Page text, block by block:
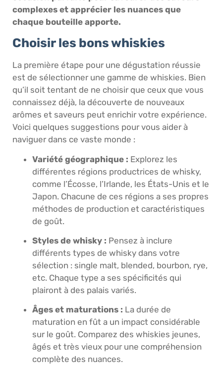
complexes et apprécier les nuances que
chaque bouteille apporte.
Choisir les bons whiskies
La première étape pour une dégustation réussie
est de sélectionner une gamme de whiskies. Bien
qu’il soit tentant de ne choisir que ceux que vous
connaissez déjà, la découverte de nouveaux
arômes et saveurs peut enrichir votre expérience.
Voici quelques suggestions pour vous aider à
naviguer dans ce vaste monde :
Variété géographique : Explorez les
différentes régions productrices de whisky,
comme l’Écosse, l’Irlande, les États-Unis et le
Japon. Chacune de ces régions a ses propres
méthodes de production et caractéristiques
de goût.
Styles de whisky : Pensez à inclure
différents types de whisky dans votre
sélection : single malt, blended, bourbon, rye,
etc. Chaque type a ses spécificités qui
plairont à des palais variés.
Âges et maturations : La durée de
maturation en fût a un impact considérable
sur le goût. Comparez des whiskies jeunes,
âgés et très vieux pour une compréhension
complète des nuances.